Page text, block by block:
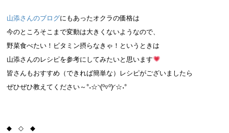
山添さんのブログにもあったオクラの価格は
今のところそこまで変動は大きくないようなので、
野菜食べたい！ビタミン摂らなきゃ！というときは
山添さんのレシピを参考にしてみたいと思います
皆さんもおすすめ（できれば簡単な）レシピがございましたら
ぜひぜひ教えてください～°˖☆◝(⁰▿⁰)◜☆˖°
◆ ◇ ◆